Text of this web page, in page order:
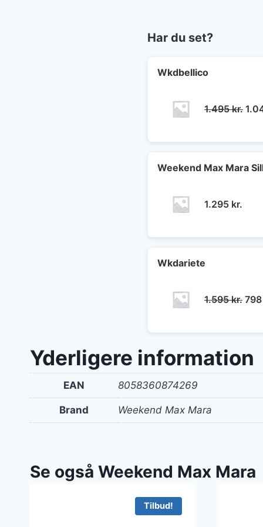
Har du set?
Wkdbellico
1.495kr. Den
Weekend Max Mara
1.295 kr.
Wkdariete
1.595kr. Den
798
Yderligere information
EAN 8058360874269
Brand Weekend Max Mara
Se også Weekend Max Mara
Tilbud!